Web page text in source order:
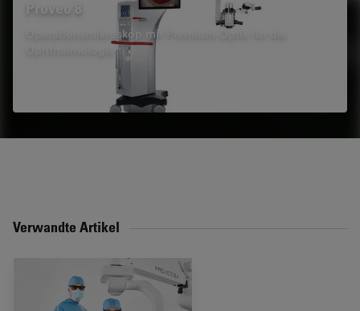
Proveo 8
Operationsmikroskop mit Premium-Optik für die
Verwandte Artikel